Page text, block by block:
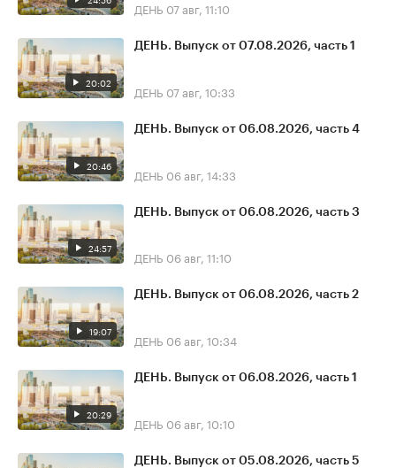
ДЕНЬ 07 авг, 11:10
20:02
ДЕНЬ. Выпуск от 07.08.2026, часть 1
ДЕНЬ 07 авг, 10:33
20:46
ДЕНЬ. Выпуск от 06.08.2026, часть 4
ДЕНЬ 06 авг, 14:33
24:57
ДЕНЬ. Выпуск от 06.08.2026, часть 3
ДЕНЬ 06 авг, 11:10
19:07
ДЕНЬ. Выпуск от 06.08.2026, часть 2
ДЕНЬ 06 авг, 10:34
20:29
ДЕНЬ. Выпуск от 06.08.2026, часть 1
ДЕНЬ 06 авг, 10:10
ДЕНЬ. Выпуск от 05.08.2026, часть 5